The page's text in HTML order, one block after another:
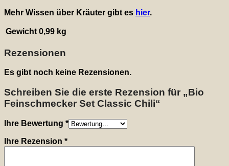
Mehr Wissen über Kräuter gibt es hier.
Gewicht 0,99 kg
Rezensionen
Es gibt noch keine Rezensionen.
Schreiben Sie die erste Rezension für „Bio
Feinschmecker Set Classic Chili“
Ihre Bewertung *
Ihre Rezension *